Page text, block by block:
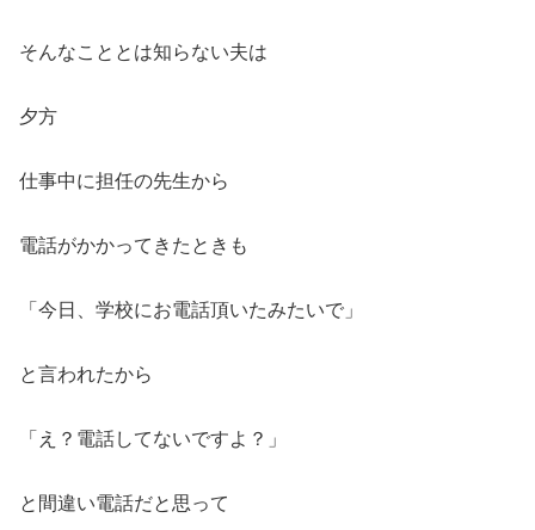
そんなこととは知らない夫は
夕方
仕事中に担任の先生から
電話がかかってきたときも
「今日、学校にお電話頂いたみたいで」
と言われたから
「え？電話してないですよ？」
と間違い電話だと思って